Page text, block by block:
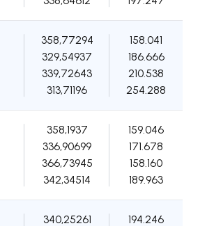
358,77294
329,54937
339,72643
313,71196
158.041
186.666
210.538
254.288
358,1937
336,90699
366,73945
342,34514
159.046
171.678
158.160
189.963
340,25261
194.246